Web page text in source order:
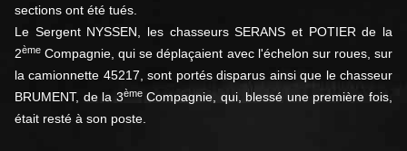
sections ont été tués.
Le Sergent NYSSEN, les chasseurs SERANS et POTIER de la
2ème Compagnie, qui se déplaçaient avec l'échelon sur roues, sur
la camionnette 45217, sont portés disparus ainsi que le chasseur
BRUMENT, de la 3èmeCompagnie, qui, blessé une première fois,
était resté à son poste.